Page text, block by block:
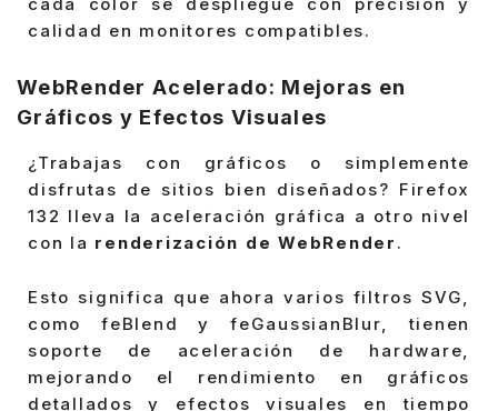
calidad en monitores compatibles.
WebRender Acelerado: Mejoras en
Gráficos y Efectos Visuales
¿Trabajas con gráficos o simplemente
disfrutas de sitios bien diseñados? Firefox
132 lleva la aceleración gráfica a otro nivel
con la renderización de WebRender .
Esto significa que ahora varios filtros SVG,
como feBlend y feGaussianBlur, tienen
soporte de aceleración de hardware,
mejorando el rendimiento en gráficos
detallados y efectos visuales en tiempo